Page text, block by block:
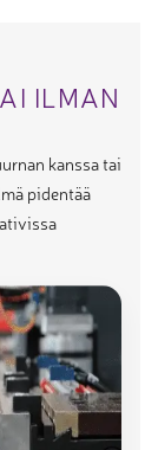
ILMAN
kanssa tai
pidentää